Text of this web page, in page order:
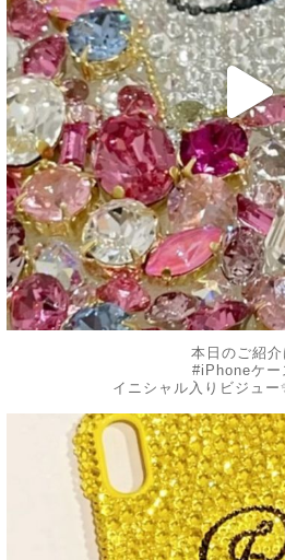
本日のご紹介
#iPhoneケー
イニシャル入りビジュー
decojewelrymahalo
6月 13